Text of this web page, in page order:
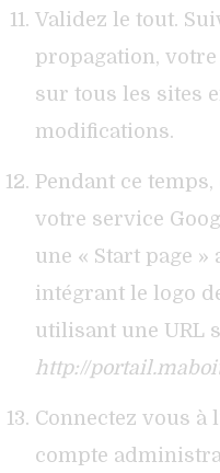
Validez le tout.
propagation,
sur tous les sites
modifications.
Pendant ce
votre service
une « Start page
intégrant le logo
utilisant une URL
http://
Connectez vous à
compte